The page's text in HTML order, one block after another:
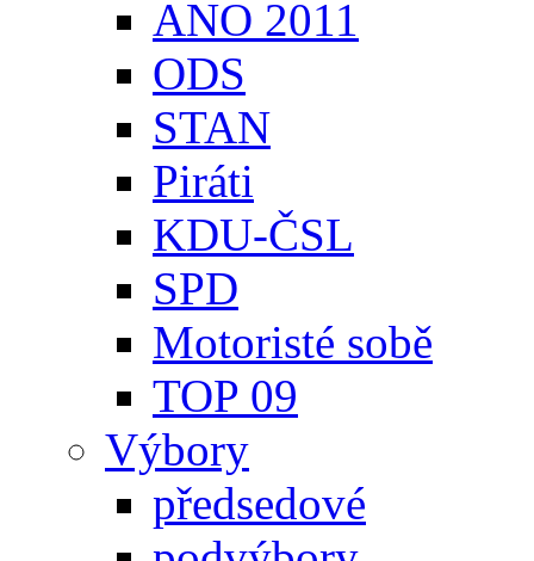
ANO 2011
ODS
STAN
Piráti
KDU-ČSL
SPD
Motoristé sobě
TOP 09
Výbory
předsedové